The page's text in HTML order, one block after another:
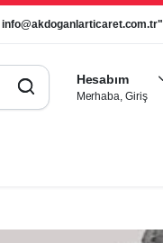
info@akdoganlarticaret.com.tr"
Hesabım
Merhaba, Giriş